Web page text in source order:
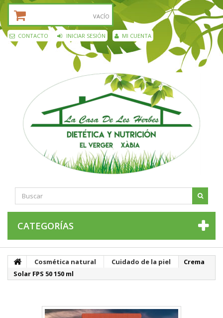
VACÍO
CONTACTO INICIAR SESIÓN MI CUENTA
CATEGORÍAS
Cosmética natural Cuidado de la piel
Crema
Solar FPS 50 150 ml